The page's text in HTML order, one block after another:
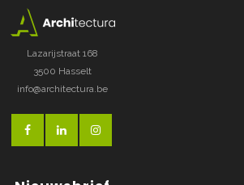
Lazarijstraat 168
3500 Hasselt
info@architectura.be